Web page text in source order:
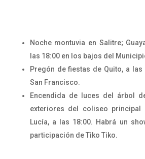
Noche montuvia en Salitre;
las 18:00 en los bajos del
Pregón de fiestas de Quito, a las
San Francisco.
Encendida de luces del árbol
exteriores del coliseo principal
Lucía, a las 18:00. Habrá un
participación de Tiko Tiko.